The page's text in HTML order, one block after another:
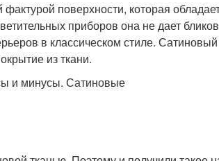
поверхности, которая
приборов она не дает
в классическом стиле.
из ткани.